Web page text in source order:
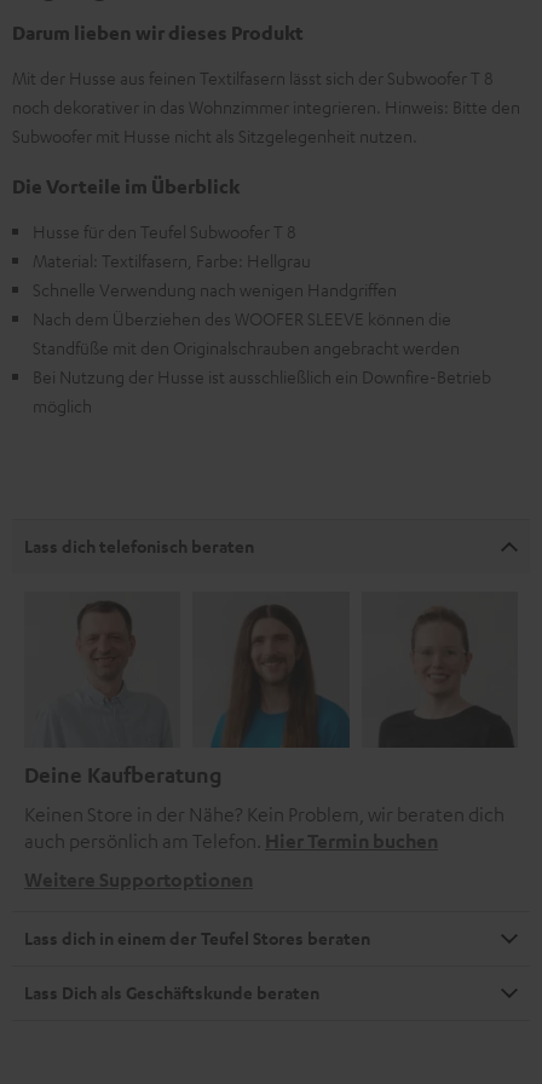
Darum lieben wir dieses Produkt
Mit der Husse aus feinen Textilfasern lässt sich der Subwoofer T 8
noch dekorativer in das Wohnzimmer integrieren. Hinweis: Bitte den
Subwoofer mit Husse nicht als Sitzgelegenheit nutzen.
Die Vorteile im Überblick
Husse für den Teufel Subwoofer T 8
Material: Textilfasern, Farbe: Hellgrau
Schnelle Verwendung nach wenigen Handgriffen
Nach dem Überziehen des WOOFER SLEEVE können die
Standfüße mit den Originalschrauben angebracht werden
Bei Nutzung der Husse ist ausschließlich ein Downfire-Betrieb
möglich
Lass dich telefonisch beraten
Deine Kaufberatung
Keinen Store in der Nähe? Kein Problem, wir beraten dich
auch persönlich am Telefon. Hier Termin buchen
Weitere Supportoptionen
Lass dich in einem der Teufel Stores beraten
Lass Dich als Geschäftskunde beraten